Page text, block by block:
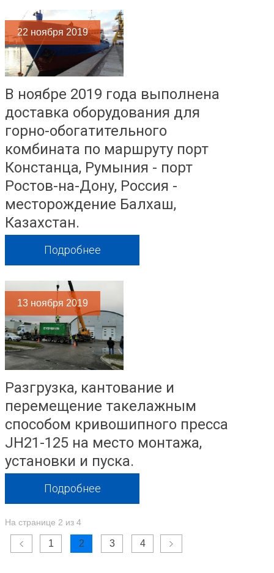
22 ноября 2019
В ноябре 2019 года выполнена
доставка оборудования для
горно-обогатительного
комбината по маршруту порт
Констанца, Румыния - порт
Ростов-на-Дону, Россия -
месторождение Балхаш,
Казахстан.
Подробнее
13 ноября 2019
Разгрузка, кантование и
перемещение такелажным
способом кривошипного пресса
JH21-125 на место монтажа,
установки и пуска.
Подробнее
На странице 2 из 4
1 2 3 4